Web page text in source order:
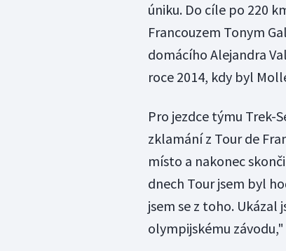
úniku. Do cíle po 220
Francouzem Tonym
domácího Alejandra
roce 2014, kdy byl
Pro jezdce týmu Trek-
zklamání z Tour de
místo a nakonec
dnech Tour jsem byl
jsem se z toho.
olympijskému